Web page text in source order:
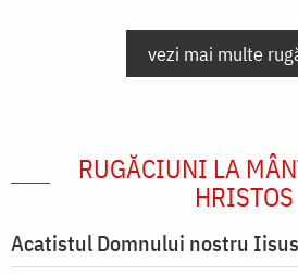
vezi mai multe
RUGĂCIUNI LA
HRISTOS
Acatistul Domnului nostru